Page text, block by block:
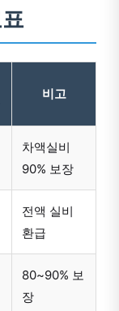
비고
차액실비
90% 보장
전액 실비
환급
80~90% 보
장